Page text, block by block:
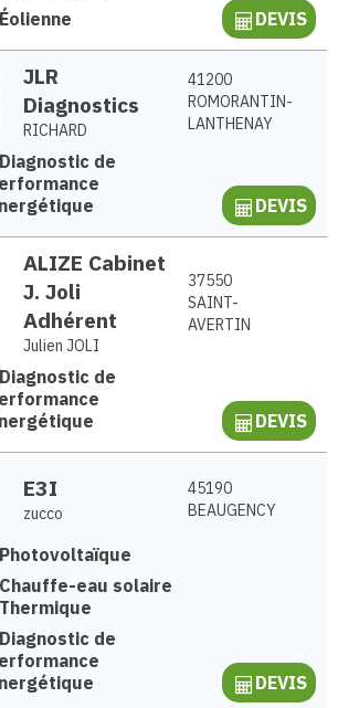
Éolienne DEVIS
JLR
Diagnostics
RICHARD
41200
ROMORANTIN-
LANTHENAY
Diagnostic de
DEVIS
ALIZE Cabinet
J. Joli
Adhérent
Julien JOLI
37550
SAINT-
AVERTIN
Diagnostic de
DEVIS
E3I
zucco
45190
BEAUGENCY
Photovoltaïque
Chauffe-eau solaire
Diagnostic de
DEVIS